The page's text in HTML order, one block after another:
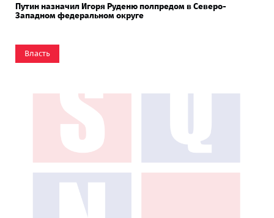
Путин назначил Игоря Руденю полпредом в Северо-
Западном федеральном округе
Власть